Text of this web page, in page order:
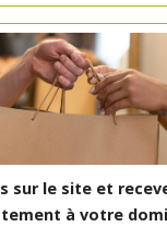
sur le site et
à votre
1 pc